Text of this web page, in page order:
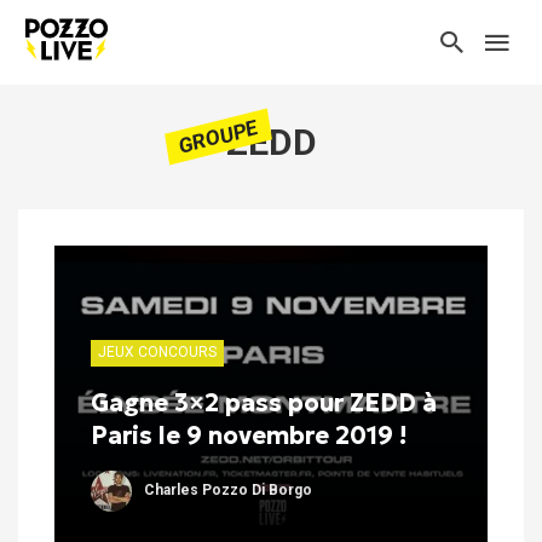
GROUPEZEDD
JEUX CONCOURS
Gagne 3×2 pass pour ZEDD à
Paris le 9 novembre 2019 !
Charles Pozzo Di Borgo